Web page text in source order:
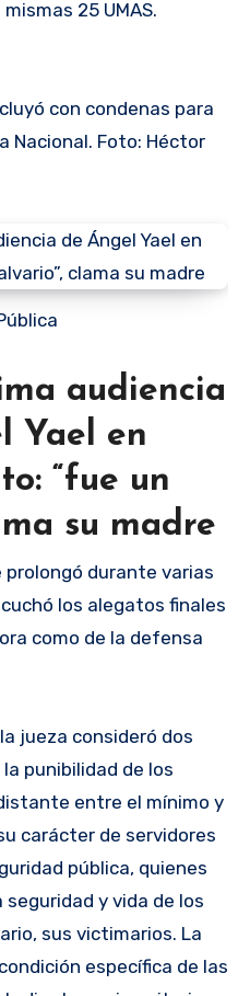
25 UMAS.
con condenas para
Nacional. Foto: Héctor
audiencia
Yael en
“fue un
su madre
prolongó durante varias
los alegatos finales
como de la defensa
jueza consideró dos
punibilidad de los
entre el mínimo y
carácter de servidores
pública, quienes
y vida de los
sus victimarios. La
específica de las